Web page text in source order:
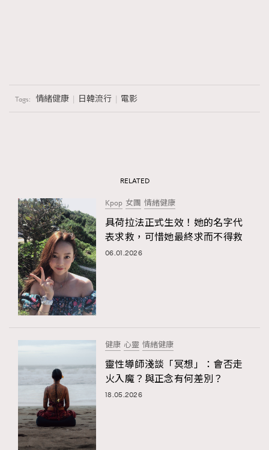
Tags: 情緒健康 日韓流行 電影
RELATED
Kpop 女團 情緒健康
具荷拉法正式生效！她的名字代
表求救，可惜她最終求而不得救
06.01.2026
健康 心靈 情緒健康
靈性導師淺談「冥想」：會否走
火入魔？與正念有何差別？
18.05.2026